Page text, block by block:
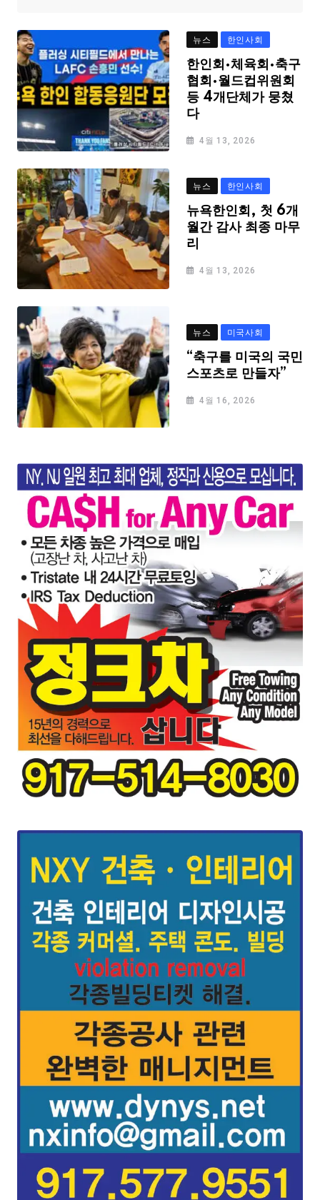
뉴스 한인사회
한인회·체육회·축구
협회·월드컵위원회
등 4개단체가 뭉쳤
다
4월 13, 2026
뉴스 한인사회
뉴욕한인회, 첫 6개
월간 감사 최종 마무
리
4월 13, 2026
뉴스 미국사회
“축구를 미국의 국민
스포츠로 만들자”
4월 16, 2026